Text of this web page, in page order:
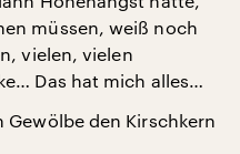
müssen, weiß noch
vielen, vielen
Das hat mich alles…
Gewölbe den Kirschkern